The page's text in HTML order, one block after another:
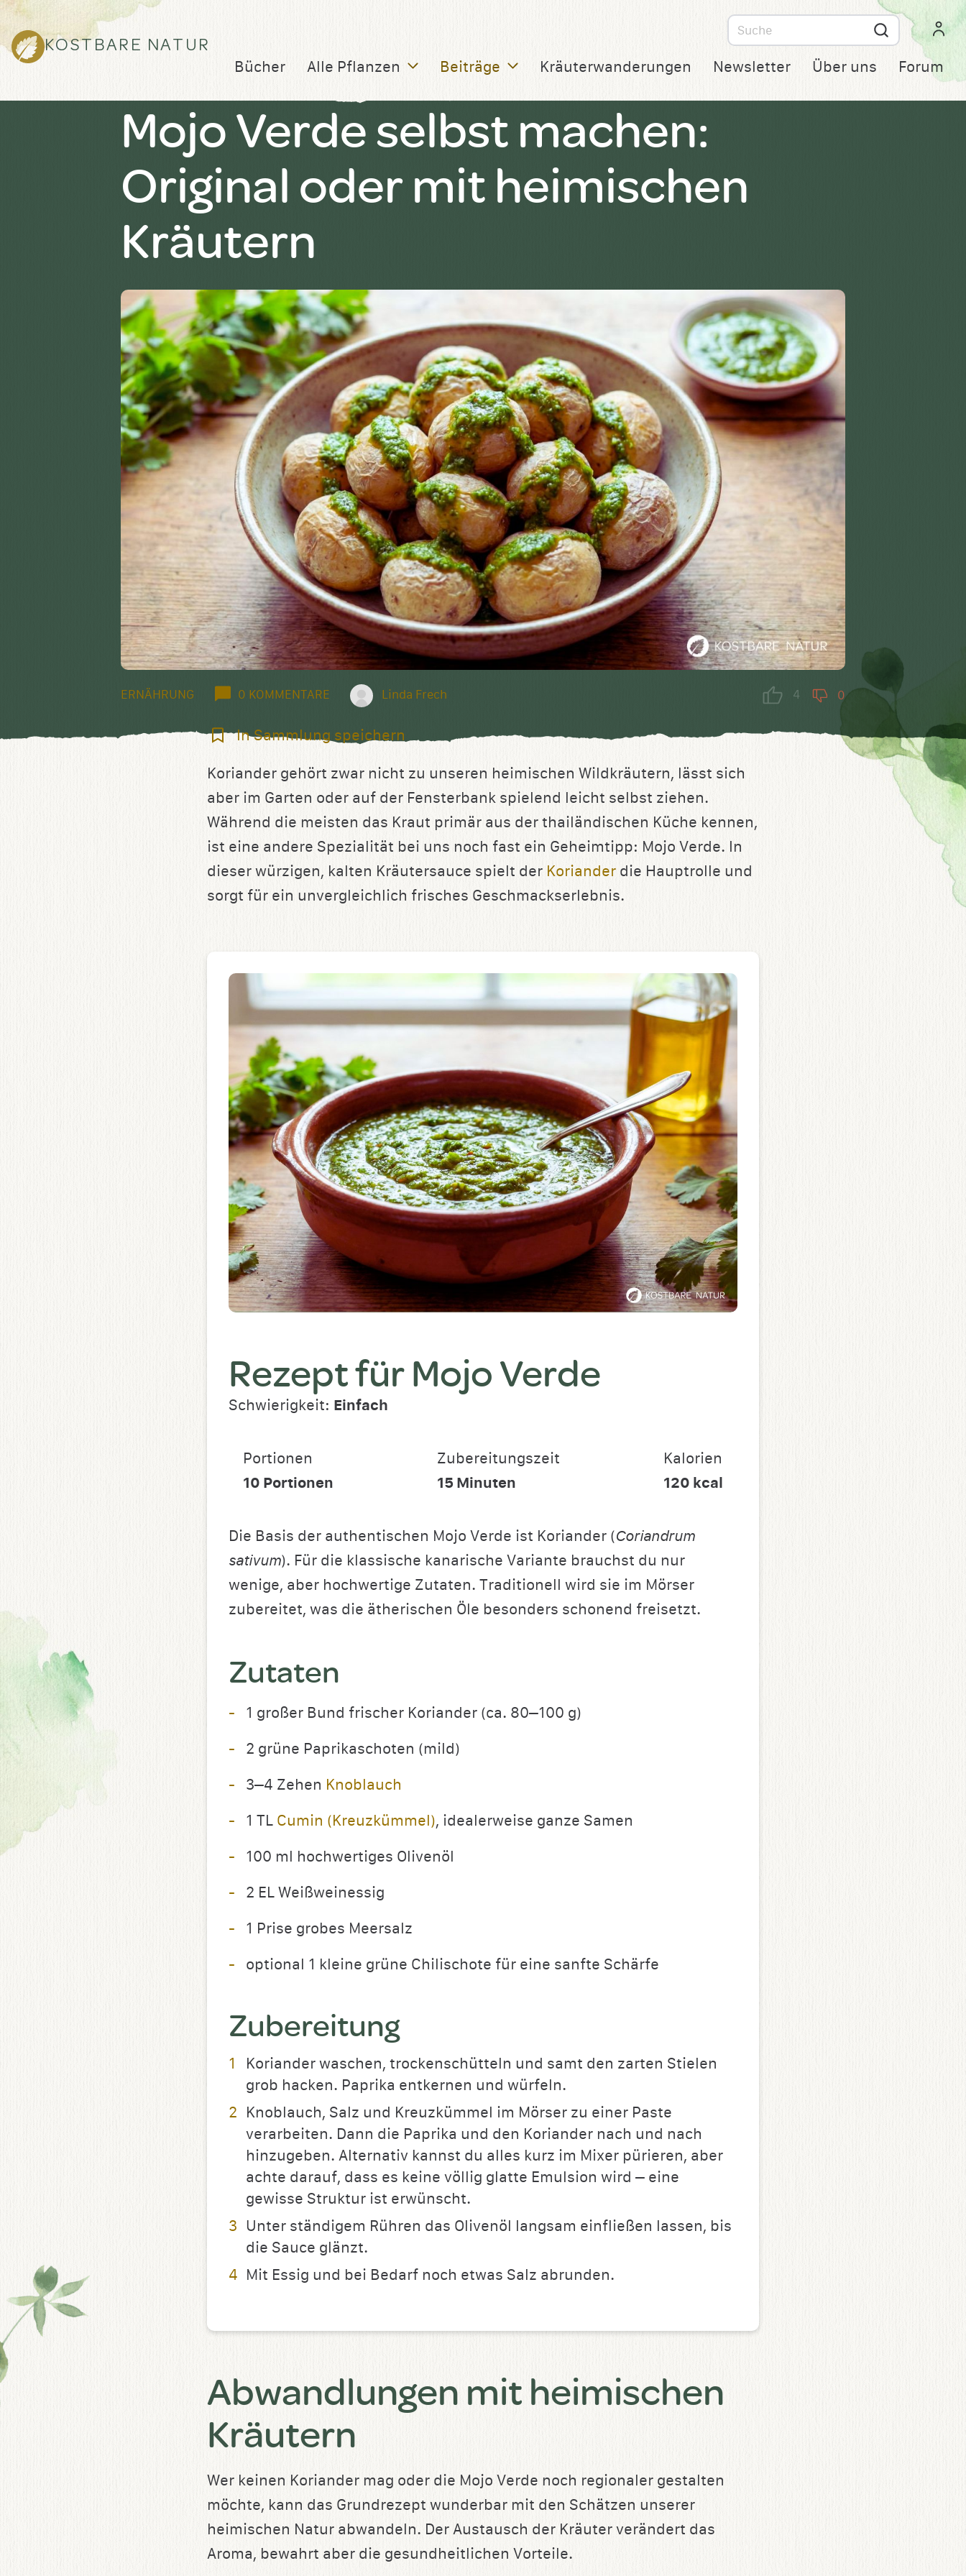
KOSTBARE NATUR
Suche
nach
Bücher Alle Pflanzen Beiträge Kräuterwanderungen Newsletter Über uns Forum
Mojo Verde selbst machen:
Original oder mit heimischen
Kräutern
ERNÄHRUNG 0 KOMMENTARE Linda Frech 4 0
In
speichern
In Sammlung speichern
Koriander gehört zwar nicht zu unseren heimischen Wildkräutern, lässt sich
aber im Garten oder auf der Fensterbank spielend leicht selbst ziehen.
Während die meisten das Kraut primär aus der thailändischen Küche kennen,
ist eine andere Spezialität bei uns noch fast ein Geheimtipp: Mojo Verde. In
dieser würzigen, kalten Kräutersauce spielt der Koriander die Hauptrolle und
sorgt für ein unvergleichlich frisches Geschmackserlebnis.
Rezept für Mojo Verde
Schwierigkeit: Einfach
Portionen
10 Portionen
Zubereitungszeit
15 Minuten
Kalorien
120 kcal
Die Basis der authentischen Mojo Verde ist Koriander (Coriandrum
sativum). Für die klassische kanarische Variante brauchst du nur
wenige, aber hochwertige Zutaten. Traditionell wird sie im Mörser
zubereitet, was die ätherischen Öle besonders schonend freisetzt.
Zutaten
1 großer Bund frischer Koriander (ca. 80–100 g)
2 grüne Paprikaschoten (mild)
3–4 Zehen Knoblauch
1 TL Cumin (Kreuzkümmel), idealerweise ganze Samen
100 ml hochwertiges Olivenöl
2 EL Weißweinessig
1 Prise grobes Meersalz
optional 1 kleine grüne Chilischote für eine sanfte Schärfe
Zubereitung
Koriander waschen, trockenschütteln und samt den zarten Stielen
grob hacken. Paprika entkernen und würfeln.
Knoblauch, Salz und Kreuzkümmel im Mörser zu einer Paste
verarbeiten. Dann die Paprika und den Koriander nach und nach
hinzugeben. Alternativ kannst du alles kurz im Mixer pürieren, aber
achte darauf, dass es keine völlig glatte Emulsion wird – eine
gewisse Struktur ist erwünscht.
Unter ständigem Rühren das Olivenöl langsam einfließen lassen, bis
die Sauce glänzt.
Mit Essig und bei Bedarf noch etwas Salz abrunden.
Abwandlungen mit heimischen
Kräutern
Wer keinen Koriander mag oder die Mojo Verde noch regionaler gestalten
möchte, kann das Grundrezept wunderbar mit den Schätzen unserer
heimischen Natur abwandeln. Der Austausch der Kräuter verändert das
Aroma, bewahrt aber die gesundheitlichen Vorteile.